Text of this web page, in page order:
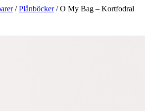
/Plånböcker/ O My Bag – Kortfodral